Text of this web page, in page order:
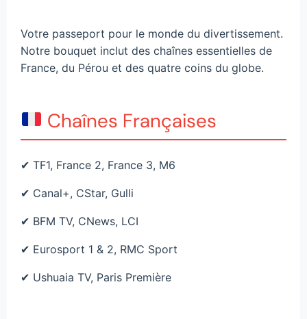
Votre passeport pour le monde du divertissement.
Notre bouquet inclut des chaînes essentielles de
France, du Pérou et des quatre coins du globe.
Chaînes Françaises
✔ TF1, France 2, France 3, M6
✔ Canal+, CStar, Gulli
✔ BFM TV, CNews, LCI
✔ Eurosport 1 & 2, RMC Sport
✔ Ushuaia TV, Paris Première